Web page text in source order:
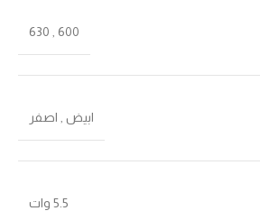
600
630
ابيض اصفر
5.5 وات